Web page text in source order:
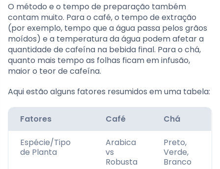
O método e o tempo de preparação também
contam muito. Para o café, o tempo de extração
(por exemplo, tempo que a água passa pelos grãos
moídos) e a temperatura da água podem afetar a
quantidade de cafeína na bebida final. Para o chá,
quanto mais tempo as folhas ficam em infusão,
maior o teor de cafeína.
Aqui estão alguns fatores resumidos em uma tabela:
Fatores Café Chá
Espécie/Tipo
de Planta
Arabica
vs
Robusta
Preto,
Verde,
Branco